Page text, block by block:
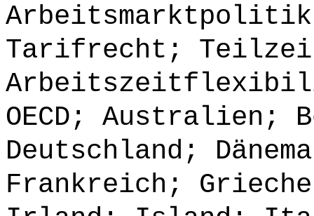
Tarifrecht;
OECD; Australien;
Deutschland;
Frankreich;